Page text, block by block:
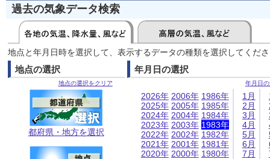
過去の気象データ検索
地点と年月日時を選択して、表示するデータの種類を選択してくだ
地点の選択
地点の選択をクリア
都府県・地方を選択
年月日の選択
年月日
2026年
2025年
2024年
2023年
2022年
2021年
2020年
2006年
2005年
2004年
2003年
2002年
2001年
2000年
1986年
1985年
1984年
1983年
1982年
1981年
1980年
1月
2月
3月
4月
5月
6月
7月